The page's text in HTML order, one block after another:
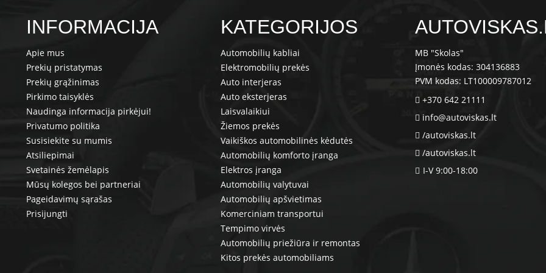
INFORMACIJA
Apie mus
Prekių pristatymas
Prekių grąžinimas
Pirkimo taisyklės
Naudinga informacija pirkėjui!
Privatumo politika
Susisiekite su mumis
Atsiliepimai
Svetainės žemėlapis
Mūsų kolegos bei partneriai
Pageidavimų sąrašas
Prisijungti
KATEGORIJOS
Automobilių kabliai
Elektromobilių prekės
Auto interjeras
Auto eksterjeras
Laisvalaikiui
Žiemos prekės
Vaikiškos automobilinės kėdutės
Automobilių komforto įranga
Elektros įranga
Automobilių valytuvai
Automobilių apšvietimas
Komerciniam transportui
Tempimo virvės
Automobilių priežiūra ir remontas
Kitos prekės automobiliams
MB "Skolas"
Įmonės kodas: 304136883
PVM kodas: LT100009787012
+370 642 21111
info@autoviskas.lt
/autoviskas.lt
/autoviskas.lt
I-V 9:00-18:00